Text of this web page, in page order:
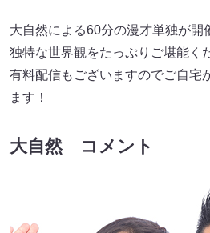
大自然による60分の漫才単独が開
独特な世界観をたっぷりご堪能く
有料配信もございますのでご自宅
ます！
大自然 コメント